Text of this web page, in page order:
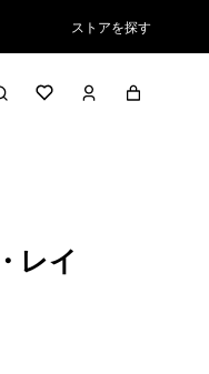
ストアを探す
レイ